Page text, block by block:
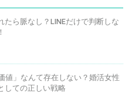
たら脈なし？LINEだけで判断しな
値」なんて存在しない？婚活女性
しての正しい戦略